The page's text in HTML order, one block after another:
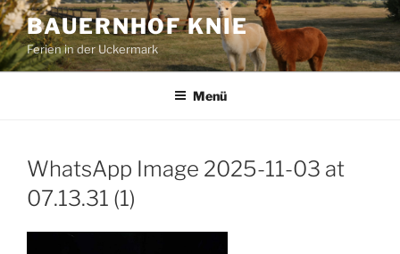
Zum
Inhalt
springen
BAUERNHOF KNIE
Ferien in der Uckermark
Menü
WhatsApp Image 2025-11-03 at
07.13.31 (1)